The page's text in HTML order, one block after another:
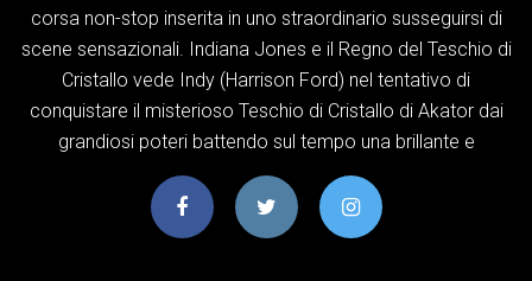
corsa non-stop inserita in uno straordinario susseguirsi di
scene sensazionali. Indiana Jones e il Regno del Teschio di
Cristallo vede Indy (Harrison Ford) nel tentativo di
conquistare il misterioso Teschio di Cristallo di Akator dai
grandiosi poteri battendo sul tempo una brillante e